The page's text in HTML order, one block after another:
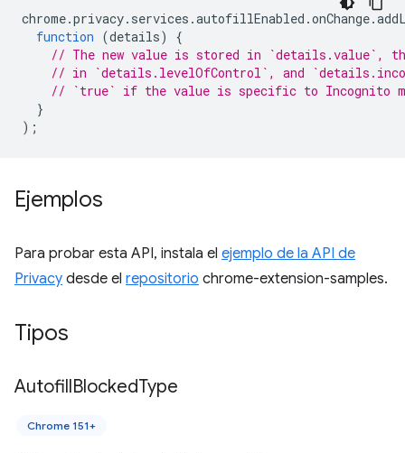
chrome.privacy. services .autofillEnabled .onChange.
function (details)
{
// The new value is stored in `details.value`,
// in `details.levelOfControl`, and
// `true` if the value is specific to Incognito
}
);
Ejemplos
Para probar esta API, instala el ejemplo de la API de
Privacy desde el repositorio chrome-extension-samples.
Tipos
AutofillBlockedType
Chrome 151+